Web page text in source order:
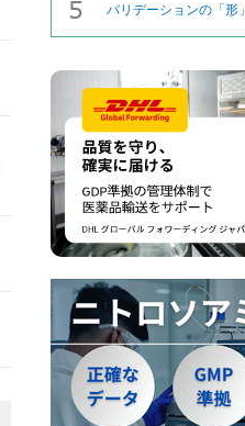
バリデーションの「形」